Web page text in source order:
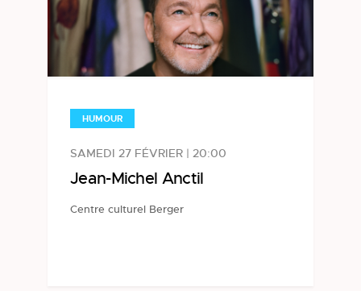
HUMOUR
SAMEDI 27 FÉVRIER | 20:00
Jean-Michel Anctil
Centre culturel Berger